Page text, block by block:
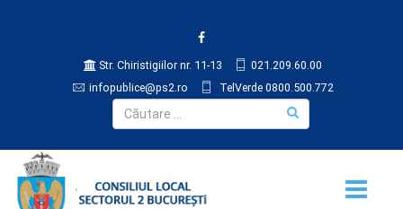
Str. Chiristigiilor nr. 11-13
021.209.60.00
infopublice@ps2.ro
TelVerde 0800.500.772